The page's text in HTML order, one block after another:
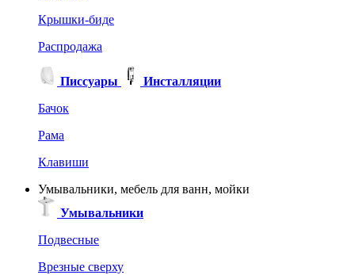
Крышки-биде
Распродажа
Писсуары
Инсталляции
Бачок
Рама
Клавиши
Умывальники, мебель для ванн, мойки
Умывальники
Подвесные
Врезные сверху